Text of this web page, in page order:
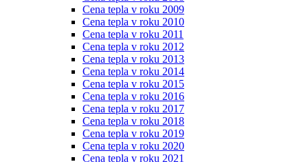
Cena tepla v roku 2009
Cena tepla v roku 2010
Cena tepla v roku 2011
Cena tepla v roku 2012
Cena tepla v roku 2013
Cena tepla v roku 2014
Cena tepla v roku 2015
Cena tepla v roku 2016
Cena tepla v roku 2017
Cena tepla v roku 2018
Cena tepla v roku 2019
Cena tepla v roku 2020
Cena tepla v roku 2021